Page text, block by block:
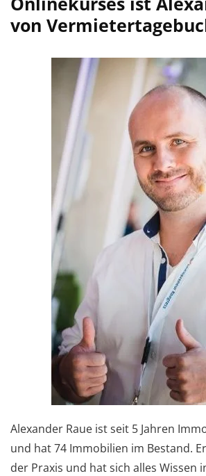
von
Alexander Raue ist seit 5 Jahren
und hat 74 Immobilien im Bestand.
der Praxis und hat sich alles Wissen